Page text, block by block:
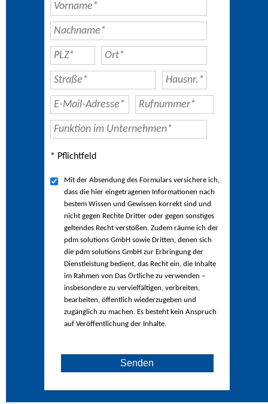
* Pflichtfeld
Mit der Absendung des Formulars versichere ich,
dass die hier eingetragenen Informationen nach
bestem Wissen und Gewissen korrekt sind und
nicht gegen Rechte Dritter oder gegen sonstiges
geltendes Recht verstoßen. Zudem räume ich der
pdm solutions GmbH sowie Dritten, denen sich
die pdm solutions GmbH zur Erbringung der
Dienstleistung bedient, das Recht ein, die Inhalte
im Rahmen von Das Örtliche zu verwenden –
insbesondere zu vervielfältigen, verbreiten,
bearbeiten, öffentlich wiederzugeben und
zugänglich zu machen. Es besteht kein Anspruch
auf Veröffentlichung der Inhalte.
Senden